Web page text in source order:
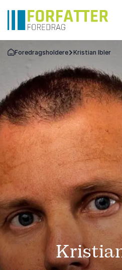
Tilbage til forsiden
Foredragsholdere Kristian Ibler